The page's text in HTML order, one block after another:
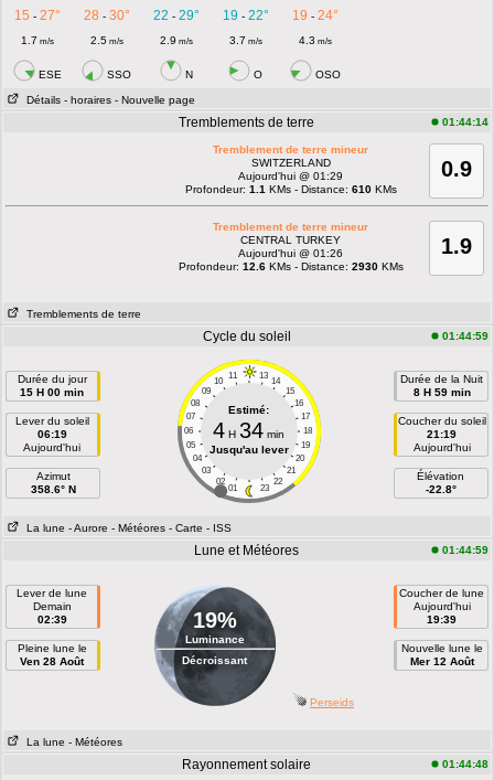
15 -27° 28 - 30° 22 - 29° 19 - 22° 19 - 24°
1.7 m/s 2.5m/s 2.9 m/s 3.7 m/s 4.3 m/s
ESE SSO N O OSO
Détails - horaires - Nouvelle page
Tremblements de terre 01:44:14
0.9
Tremblement de terre mineur
SWITZERLAND
Aujourd'hui @ 01:29
Profondeur: 1.1 KMs - Distance: 610KMs
1.9
Tremblement de terre mineur
CENTRAL TURKEY
Aujourd'hui @ 01:26
Profondeur: 12.6KMs - Distance: 2930KMs
Tremblements de terre
Cycle du soleil 01:44:59
Durée du jour
15 H 00 min
Lever du soleil
06:19
Aujourd'hui
Azimut
358.6° N
11 13
10
14
09
15
08
16
07
17
06
18
05
19
04
20
03
21
02
22
01 23
Estimé:
4 H 34 min
Jusqu'au lever
Durée de la Nuit
8 H 59 min
Coucher du soleil
21:19
Aujourd'hui
Élévation
-22.8°
La lune - Aurore - Météores - Carte - ISS
Lune et Météores 01:44:59
Lever de lune
Demain
02:39
Pleine lune le
Ven 28 Août
19%
Luminance
Décroissant
Coucher de lune
Aujourd'hui
19:39
Nouvelle lune le
Mer 12 Août
Perseids
La lune - Météores
Rayonnement solaire 01:44:48